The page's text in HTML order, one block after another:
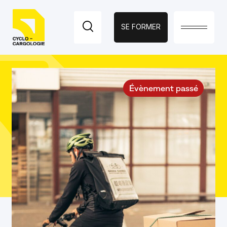
ACCUEIL
LE PROGRAMME
ÉVÉNEMENTS
ACCOMPAGNEMENT
VERS LA
SE FORMER
Évènement passé